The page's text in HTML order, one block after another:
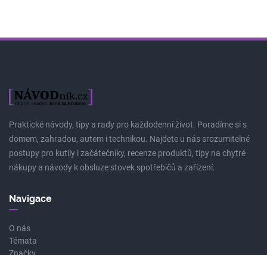
Praktické návody, tipy a rady pro každodenní život. Poradíme si s
domem, zahradou, autem i technikou. Najdete u nás srozumitelné
postupy pro kutily i začátečníky, recenze produktů, tipy na chytré
nákupy a návody k obsluze stovek spotřebičů a zařízení.
Navigace
O nás
Témata